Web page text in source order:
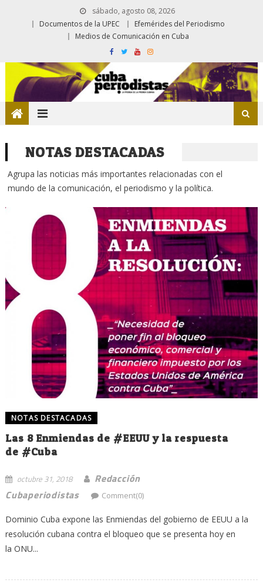
sábado, agosto 08, 2026
Documentos de la UPEC
Efemérides del Periodismo
Medios de Comunicación en Cuba
NOTAS DESTACADAS
Agrupa las noticias más importantes relacionadas con el
mundo de la comunicación, el periodismo y la política.
NOTAS DESTACADAS
Las 8 Enmiendas de #EEUU y la respuesta
de #Cuba
octubre 31, 2018
Redacción
Cubaperiodistas
Comment(0)
Dominio Cuba expone las Enmiendas del gobierno de EEUU a la
resolución cubana contra el bloqueo que se presenta hoy en
la ONU...